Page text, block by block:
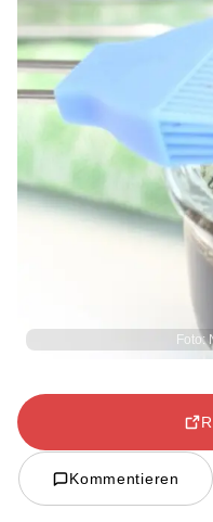
Foto:
Kommentieren